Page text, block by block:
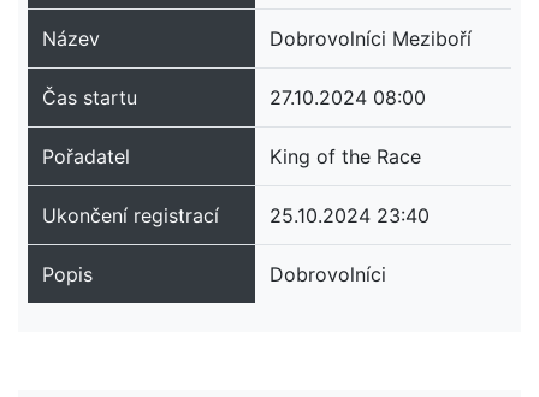
Název Dobrovolníci Meziboří
Čas startu 27.10.2024 08:00
Pořadatel King of the Race
Ukončení registrací 25.10.2024 23:40
Popis Dobrovolníci